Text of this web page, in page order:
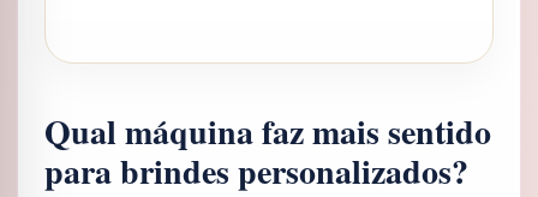
Qual máquina faz mais sentido
para brindes personalizados?